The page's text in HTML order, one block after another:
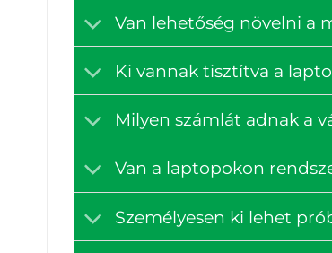
Van lehetőség növelni a
Ki vannak tisztítva a
Milyen számlát adnak a
Van a laptopokon
Személyesen ki lehet